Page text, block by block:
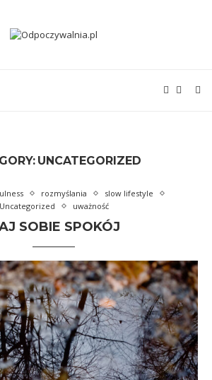
UNCATEGORIZED
rozmyślania
slow lifestyle
Uncategorized
uważność
SOBIE SPOKÓJ